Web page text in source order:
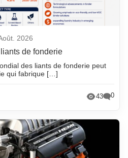
2026
de fonderie
des liants de fonderie peut
qui fabrique […]
43 0